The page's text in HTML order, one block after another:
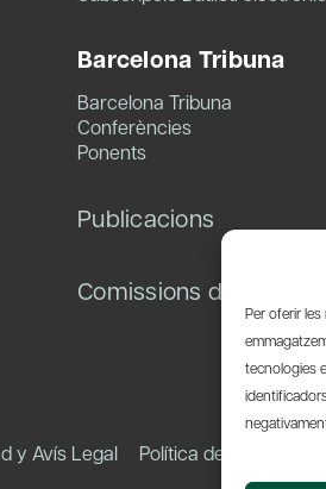
Per oferir
tecnologies
Barcelona Tribuna
Barcelona Tribuna
Conferències
Ponents
Publicacions
Comissions de treball
y Avís Legal Política de Cookies